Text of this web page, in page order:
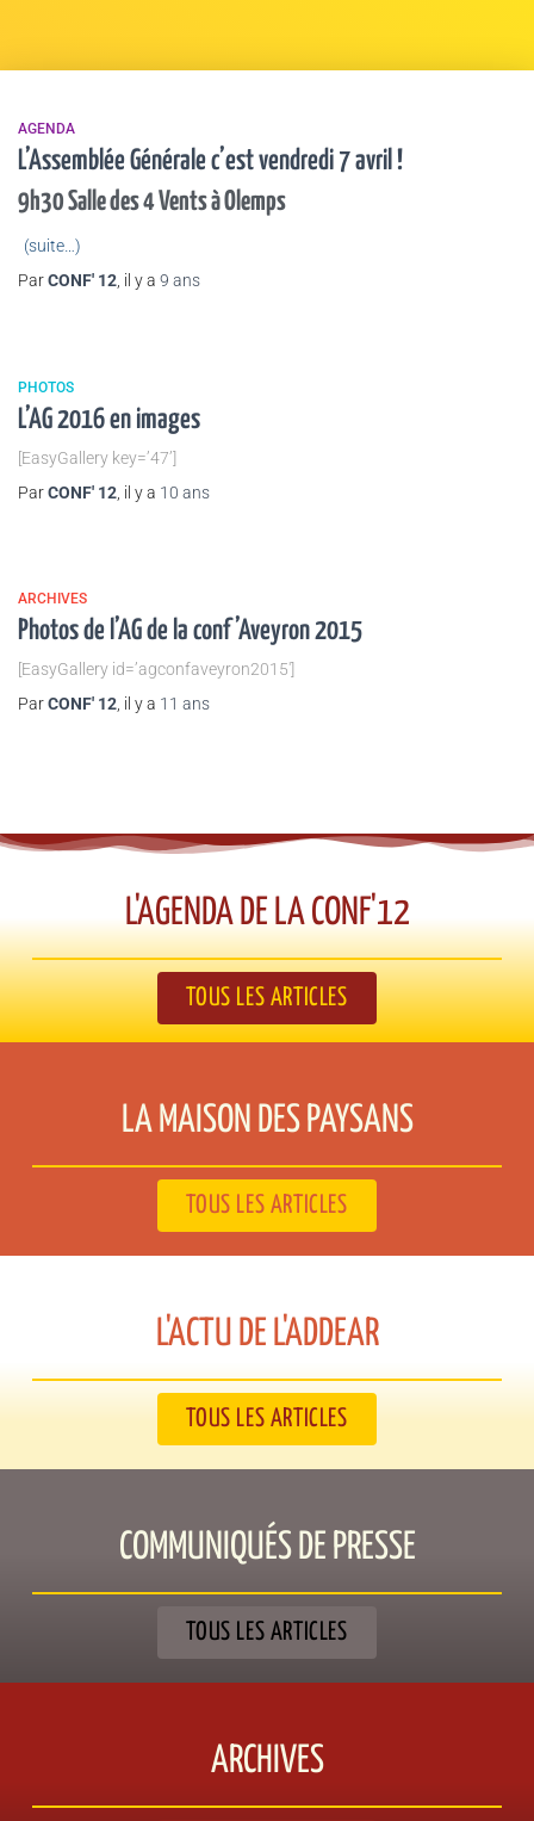
AGENDA
L’Assemblée Générale c’est vendredi 7 avril !
9h30 Salle des 4 Vents à Olemps
(suite…)
ParCONF' 12 , il y a 9 ans
PHOTOS
L’AG 2016 en images
[EasyGallery key=’47’]
ParCONF' 12 , il y a 10 ans
ARCHIVES
Photos de l’AG de la conf’Aveyron 2015
[EasyGallery id=’agconfaveyron2015′]
ParCONF' 12 , il y a 11 ans
L'AGENDA DE LA CONF'12​
TOUS LES ARTICLES
LA MAISON DES PAYSANS​
TOUS LES ARTICLES
L'ACTU DE L'ADDEAR​
TOUS LES ARTICLES
COMMUNIQUÉS DE PRESSE​
TOUS LES ARTICLES
ARCHIVES